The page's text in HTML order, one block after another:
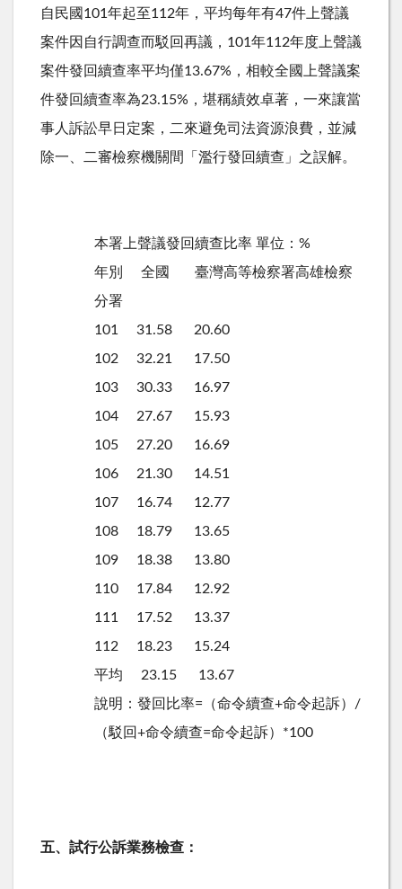
自民國101年起至112年，平均每年有47件上聲議
案件因自行調查而駁回再議，101年112年度上聲議
案件發回續查率平均僅13.67%，相較全國上聲議案
件發回續查率為23.15%，堪稱績效卓著，一來讓當
事人訴訟早日定案，二來避免司法資源浪費，並減
除一、二審檢察機關間「濫行發回續查」之誤解。
本署上聲議發回續查比率 單位：%
年別 全國 臺灣高等檢察署高雄檢察
分署
101 31.58 20.60
102 32.21 17.50
103 30.33 16.97
104 27.67 15.93
105 27.20 16.69
106 21.30 14.51
107 16.74 12.77
108 18.79 13.65
109 18.38 13.80
110 17.84 12.92
111 17.52 13.37
112 18.23 15.24
平均 23.15 13.67
說明：發回比率=（命令續查+命令起訴）/
（駁回+命令續查=命令起訴）*100
五、試行公訴業務檢查：